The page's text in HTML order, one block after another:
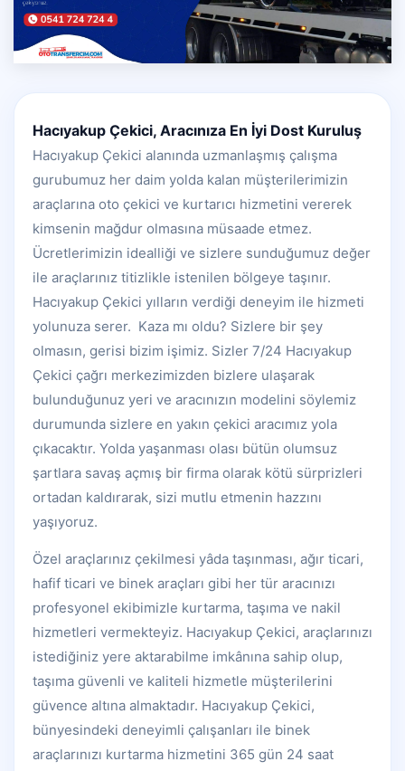
Hacıyakup Çekici, Aracınıza En İyi Dost Kuruluş
Hacıyakup Çekici alanında uzmanlaşmış çalışma
gurubumuz her daim yolda kalan müşterilerimizin
araçlarına oto çekici ve kurtarıcı hizmetini vererek
kimsenin mağdur olmasına müsaade etmez.
Ücretlerimizin idealliği ve sizlere sunduğumuz değer
ile araçlarınız titizlikle istenilen bölgeye taşınır.
Hacıyakup Çekici yılların verdiği deneyim ile hizmeti
yolunuza serer. Kaza mı oldu? Sizlere bir şey
olmasın, gerisi bizim işimiz. Sizler 7/24 Hacıyakup
Çekici çağrı merkezimizden bizlere ulaşarak
bulunduğunuz yeri ve aracınızın modelini söylemiz
durumunda sizlere en yakın çekici aracımız yola
çıkacaktır. Yolda yaşanması olası bütün olumsuz
şartlara savaş açmış bir firma olarak kötü sürprizleri
ortadan kaldırarak, sizi mutlu etmenin hazzını
yaşıyoruz.
Özel araçlarınız çekilmesi yâda taşınması, ağır ticari,
hafif ticari ve binek araçları gibi her tür aracınızı
profesyonel ekibimizle kurtarma, taşıma ve nakil
hizmetleri vermekteyiz. Hacıyakup Çekici, araçlarınızı
istediğiniz yere aktarabilme imkânına sahip olup,
taşıma güvenli ve kaliteli hizmetle müşterilerini
güvence altına almaktadır. Hacıyakup Çekici,
bünyesindeki deneyimli çalışanları ile binek
araçlarınızı kurtarma hizmetini 365 gün 24 saat